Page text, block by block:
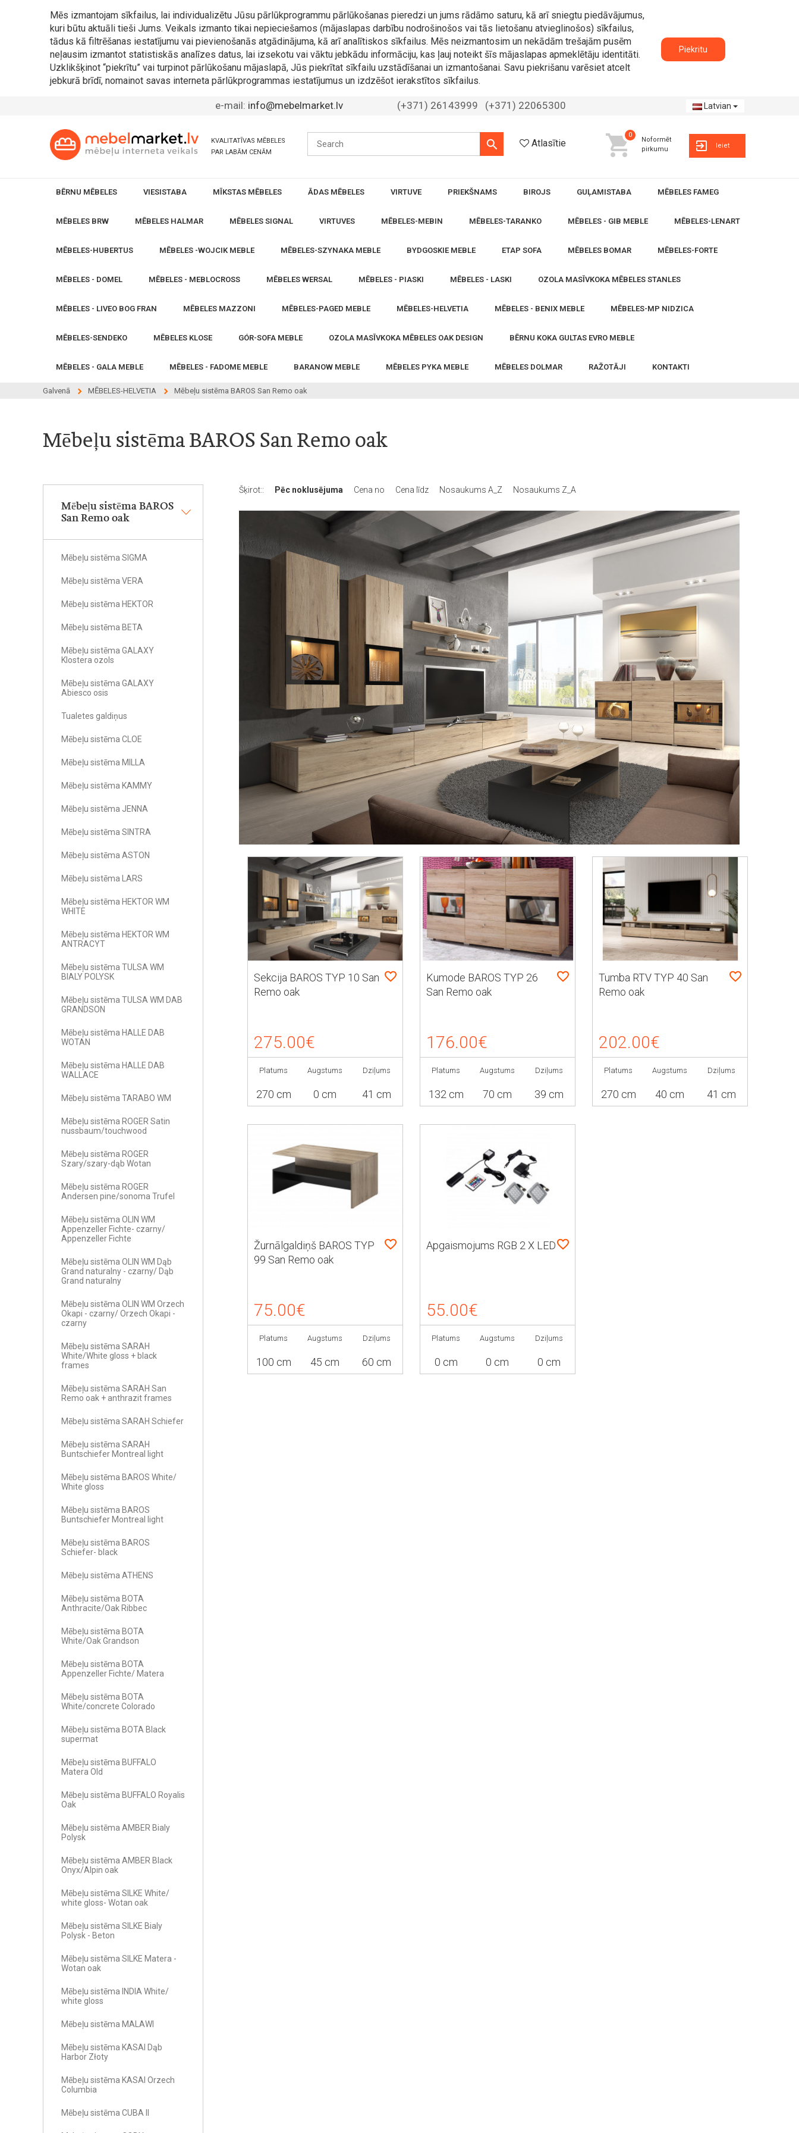
Mēs izmantojam sīkfailus, lai individualizētu Jūsu pārlūkprogrammu pārlūkošanas pieredzi un jums rādāmo saturu, kā arī sniegtu piedāvājumus,
kuri būtu aktuāli tieši Jums. Veikals izmanto tikai nepieciešamos (mājaslapas darbību nodrošinošos vai tās lietošanu atvieglinošos) sīkfailus,
tādus kā filtrēšanas iestatījumu vai pievienošanās atgādinājuma, kā arī analītiskos sīkfailus. Mēs neizmantosim un nekādām trešajām pusēm
neļausim izmantot statistiskās analīzes datus, lai izsekotu vai vāktu jebkādu informāciju, kas ļauj noteikt šīs mājaslapas apmeklētāju identitāti.
Uzklikšķinot “piekrītu” vai turpinot pārlūkošanu mājaslapā, Jūs piekrītat sīkfailu uzstādīšanai un izmantošanai. Savu piekrišanu varēsiet atcelt
jebkurā brīdī, nomainot savas interneta pārlūkprogrammas iestatījumus un izdzēšot ierakstītos sīkfailus.
Piekritu
e-mail: info@mebelmarket.lv (+371) 26143999 (+371) 22065300 Latvian
KVALITATĪVAS MĒBELES
PAR LABĀM CENĀM
Atlasītie
0
Noformēt
pirkumu
Ieiet
BĒRNU MĒBELES VIESISTABA MĪKSTAS MĒBELES ĀDAS MĒBELES VIRTUVE PRIEKŠNAMS BIROJS GUĻAMISTABA MĒBELES FAMEG
MĒBELES BRW MĒBELES HALMAR MĒBELES SIGNAL VIRTUVES MĒBELES-MEBIN MĒBELES-TARANKO MĒBELES - GIB MEBLE MĒBELES-LENART
MĒBELES-HUBERTUS MĒBELES -WOJCIK MEBLE MĒBELES-SZYNAKA MEBLE BYDGOSKIE MEBLE ETAP SOFA MĒBELES BOMAR MĒBELES-FORTE
MĒBELES - DOMEL MĒBELES - MEBLOCROSS MĒBELES WERSAL MĒBELES - PIASKI MĒBELES - LASKI OZOLA MASĪVKOKA MĒBELES STANLES
MĒBELES - LIVEO BOG FRAN MĒBELES MAZZONI MĒBELES-PAGED MEBLE MĒBELES-HELVETIA MĒBELES - BENIX MEBLE MĒBELES-MP NIDZICA
MĒBELES-SENDEKO MĒBELES KLOSE GÓR-SOFA MEBLE OZOLA MASĪVKOKA MĒBELES OAK DESIGN BĒRNU KOKA GULTAS EVRO MEBLE
MĒBELES - GALA MEBLE MĒBELES - FADOME MEBLE BARANOW MEBLE MĒBELES PYKA MEBLE MĒBELES DOLMAR RAŽOTĀJI KONTAKTI
Galvenā MĒBELES-HELVETIA Mēbeļu sistēma BAROS San Remo oak
Mēbeļu sistēma BAROS San Remo oak
Mēbeļu sistēma BAROS
San Remo oak
Mēbeļu sistēma SIGMA
Mēbeļu sistēma VERA
Mēbeļu sistēma HEKTOR
Mēbeļu sistēma BETA
Mēbeļu sistēma GALAXY
Klostera ozols
Mēbeļu sistēma GALAXY
Abiesco osis
Tualetes galdiņus
Mēbeļu sistēma CLOE
Mēbeļu sistēma MILLA
Mēbeļu sistēma KAMMY
Mēbeļu sistēma JENNA
Mēbeļu sistēma SINTRA
Mēbeļu sistēma ASTON
Mēbeļu sistēma LARS
Mēbeļu sistēma HEKTOR WM
WHITE
Mēbeļu sistēma HEKTOR WM
ANTRACYT
Mēbeļu sistēma TULSA WM
BIALY POLYSK
Mēbeļu sistēma TULSA WM DAB
GRANDSON
Mēbeļu sistēma HALLE DAB
WOTAN
Mēbeļu sistēma HALLE DAB
WALLACE
Mēbeļu sistēma TARABO WM
Mēbeļu sistēma ROGER Satin
nussbaum/touchwood
Mēbeļu sistēma ROGER
Szary/szary-dąb Wotan
Mēbeļu sistēma ROGER
Andersen pine/sonoma Trufel
Mēbeļu sistēma OLIN WM
Appenzeller Fichte- czarny/
Appenzeller Fichte
Mēbeļu sistēma OLIN WM Dąb
Grand naturalny - czarny/ Dąb
Grand naturalny
Mēbeļu sistēma OLIN WM Orzech
Okapi - czarny/ Orzech Okapi -
czarny
Mēbeļu sistēma SARAH
White/White gloss + black
frames
Mēbeļu sistēma SARAH San
Remo oak + anthrazit frames
Mēbeļu sistēma SARAH Schiefer
Mēbeļu sistēma SARAH
Buntschiefer Montreal light
Mēbeļu sistēma BAROS White/
White gloss
Mēbeļu sistēma BAROS
Buntschiefer Montreal light
Mēbeļu sistēma BAROS
Schiefer- black
Mēbeļu sistēma ATHENS
Mēbeļu sistēma BOTA
Anthracite/Oak Ribbec
Mēbeļu sistēma BOTA
White/Oak Grandson
Mēbeļu sistēma BOTA
Appenzeller Fichte/ Matera
Mēbeļu sistēma BOTA
White/concrete Colorado
Mēbeļu sistēma BOTA Black
supermat
Mēbeļu sistēma BUFFALO
Matera Old
Mēbeļu sistēma BUFFALO Royalis
Oak
Mēbeļu sistēma AMBER Bialy
Polysk
Mēbeļu sistēma AMBER Black
Onyx/Alpin oak
Mēbeļu sistēma SILKE White/
white gloss- Wotan oak
Mēbeļu sistēma SILKE Bialy
Polysk - Beton
Mēbeļu sistēma SILKE Matera -
Wotan oak
Mēbeļu sistēma INDIA White/
white gloss
Mēbeļu sistēma MALAWI
Mēbeļu sistēma KASAI Dąb
Harbor Złoty
Mēbeļu sistēma KASAI Orzech
Columbia
Mēbeļu sistēma CUBA II
Šķirot:: Pēc noklusējuma Cena no Cena līdz Nosaukums A_Z Nosaukums Z_A
Sekcija BAROS TYP 10 San
Remo oak
275.00€
Platums
270 cm
Augstums
0 cm
Dziļums
41 cm
Kumode BAROS TYP 26
San Remo oak
176.00€
Platums
132 cm
Augstums
70 cm
Dziļums
39 cm
Tumba RTV TYP 40 San
Remo oak
202.00€
Platums
270 cm
Augstums
40 cm
Dziļums
41 cm
Žurnālgaldiņš BAROS TYP
99 San Remo oak
75.00€
Platums
100 cm
Augstums
45 cm
Dziļums
60 cm
Apgaismojums RGB 2 X LED
55.00€
Platums
0 cm
Augstums
0 cm
Dziļums
0 cm